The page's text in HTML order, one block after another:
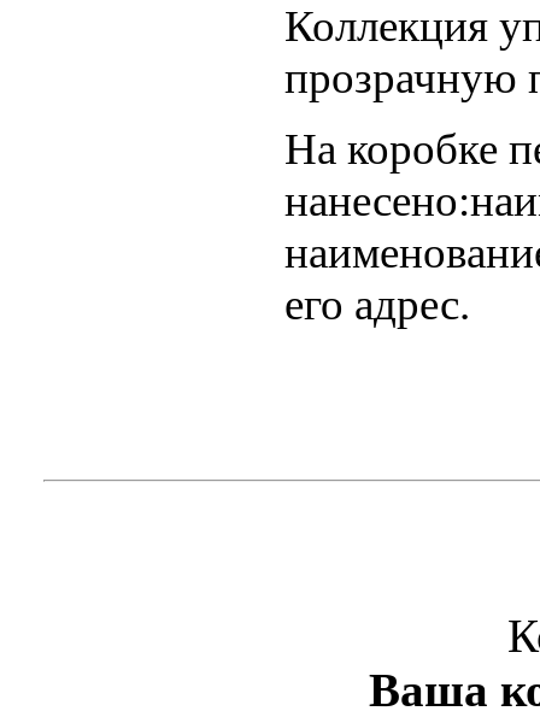
Коллекция
прозрачную
На коробке
его адрес.
Ваша